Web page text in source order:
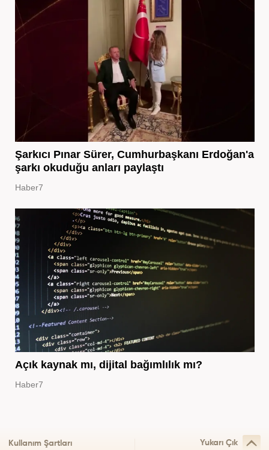
Şarkıcı Pınar Sürer, Cumhurbaşkanı Erdoğan'a
şarkı okuduğu anları paylaştı
Haber7
Açık kaynak mı, dijital bağımlılık mı?
Haber7
Kullanım Şartları Yukarı Çık